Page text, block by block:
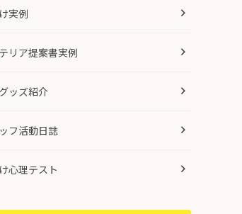
実例
リア提案書実例
ッズ紹介
フ活動日誌
心理テスト